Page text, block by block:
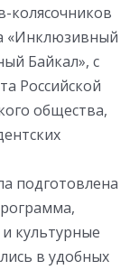
«Инклюзивный
Байкал», с
Российской
общества,
подготовлена
культурные
в удобных